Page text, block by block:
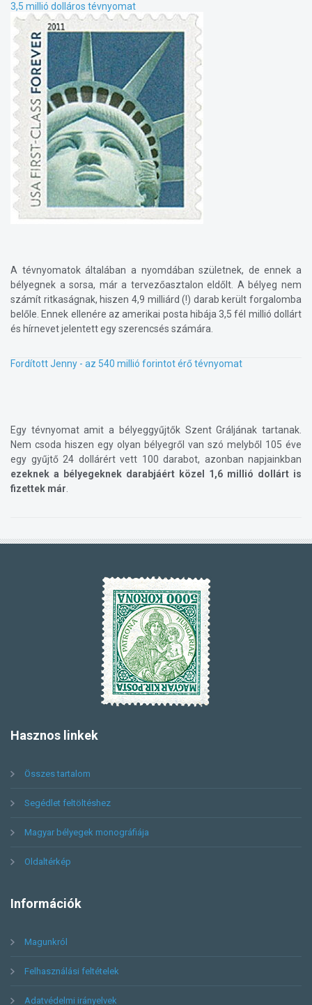
3,5 millió dolláros tévnyomat
A tévnyomatok általában a nyomdában születnek, de ennek a
bélyegnek a sorsa, már a tervezőasztalon eldőlt. A bélyeg nem
számít ritkaságnak, hiszen 4,9 milliárd (!) darab került forgalomba
belőle. Ennek ellenére az amerikai posta hibája 3,5 fél millió dollárt
és hírnevet jelentett egy szerencsés számára.
Fordított Jenny - az 540 millió forintot érő tévnyomat
Egy tévnyomat amit a bélyeggyűjtők Szent Gráljának tartanak.
Nem csoda hiszen egy olyan bélyegről van szó melyből 105 éve
egy gyűjtő 24 dollárért vett 100 darabot, azonban napjainkban
ezeknek a bélyegeknek darabjáért közel 1,6 millió dollárt is
fizettek már
Hasznos linkek
Összes tartalom
Segédlet feltöltéshez
Magyar bélyegek monográfiája
Oldaltérkép
Információk
Magunkról
Felhasználási feltételek
Adatvédelmi irányelvek